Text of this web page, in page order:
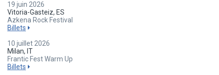
19 juin 2026
Vitoria-Gasteiz, ES
Azkena Rock Festival
Billets
10 juillet 2026
Milan, IT
Frantic Fest Warm Up
Billets